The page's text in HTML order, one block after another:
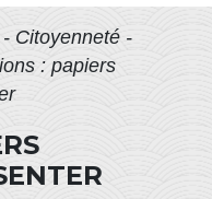
Citoyenneté -
: papiers